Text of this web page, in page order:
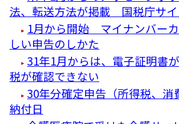
法、転送方法が掲載 国税庁サイ
1月から開始 マイナンバー
しい申告のしかた
31年1月からは、電子証明書
税が確認できない
30年分確定申告（所得税、消
納付日